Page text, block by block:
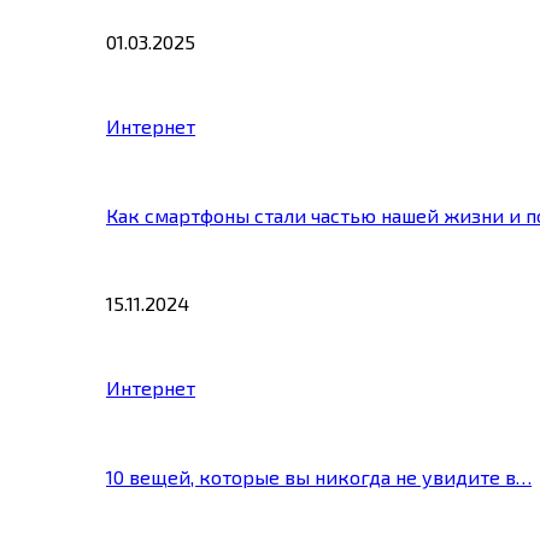
01.03.2025
Интернет
Как смартфоны стали частью нашей жизни и
15.11.2024
Интернет
10 вещей, которые вы никогда не увидите в…